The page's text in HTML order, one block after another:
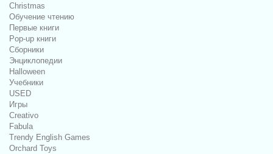
Christmas
Обучение чтению
Первые книги
Pop-up книги
Сборники
Энциклопедии
Halloween
Учебники
USED
Игры
Creativo
Fabula
Trendy English Games
Orchard Toys